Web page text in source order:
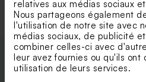
relatives aux médias sociaux
Nous partageons également
l'utilisation de notre site avec
médias sociaux, de publicité
combiner celles-ci avec
leur avez fournies ou qu'ils
utilisation de leurs services.
Enveloppes